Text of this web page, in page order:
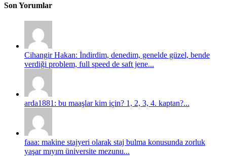
Son Yorumlar
Cihangir Hakan: İndirdim, denedim, genelde güzel, bende
verdiği problem, full speed de saft jene...
arda1881: bu maaşlar kim için? 1, 2, 3, 4. kaptan?...
faaa: makine stajyeri olarak staj bulma konusunda zorluk
yaşar mıyım üniversite mezunu...